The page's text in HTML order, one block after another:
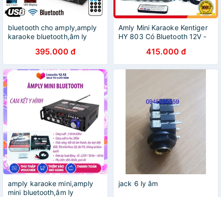
bluetooth cho amply,amply
karaoke bluetooth,âm ly
hú,Bảo hành 12 tháng
395.000 đ
Amly Mini Karaoke Kentiger
HY 803 Có Bluetooth 12V -
Giá Siêu Rẻ415.000 đ
amply karaoke mini,amply
mini bluetooth,âm ly
jack 6 ly âm